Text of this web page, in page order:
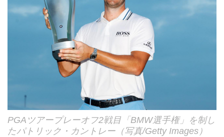
PGAツアープレーオフ2戦目「BMW選手権」を制し
たパトリック・カントレー（写真/Getty Images）